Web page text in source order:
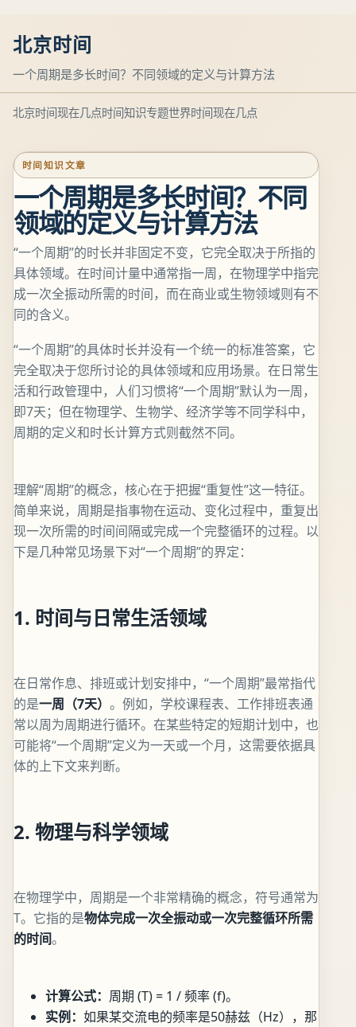
北京时间
一个周期是多长时间？不同领域的定义与计算方法
北京时间现在几点时间知识专题世界时间现在几点
时间知识文章
一个周期是多长时间？不同
领域的定义与计算方法
“一个周期”的时长并非固定不变，它完全取决于所指的
具体领域。在时间计量中通常指一周，在物理学中指完
成一次全振动所需的时间，而在商业或生物领域则有不
同的含义。
“一个周期”的具体时长并没有一个统一的标准答案，它
完全取决于您所讨论的具体领域和应用场景。在日常生
活和行政管理中，人们习惯将“一个周期”默认为一周，
即7天；但在物理学、生物学、经济学等不同学科中，
周期的定义和时长计算方式则截然不同。
理解“周期”的概念，核心在于把握“重复性”这一特征。
简单来说，周期是指事物在运动、变化过程中，重复出
现一次所需的时间间隔或完成一个完整循环的过程。以
下是几种常见场景下对“一个周期”的界定：
1. 时间与日常生活领域
在日常作息、排班或计划安排中，“一个周期”最常指代
的是一周（7天） 。例如，学校课程表、工作排班表通
常以周为周期进行循环。在某些特定的短期计划中，也
可能将“一个周期”定义为一天或一个月，这需要依据具
体的上下文来判断。
2. 物理与科学领域
在物理学中，周期是一个非常精确的概念，符号通常为
T。它指的是物体完成一次全振动或一次完整循环所需
的时间。
计算公式： 周期 (T) = 1 / 频率 (f)。
实例： 如果某交流电的频率是50赫兹（Hz），那